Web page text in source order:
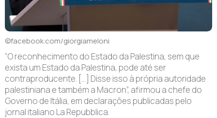
©facebook.com/giorgiameloni
“O reconhecimento do Estado da Palestina, sem que
exista um Estado da Palestina, pode até ser
contraproducente. […] Disse isso à própria autoridade
palestiniana e também a Macron”, afirmou a chefe do
Governo de Itália, em declarações publicadas pelo
jornal italiano La Repubblica.